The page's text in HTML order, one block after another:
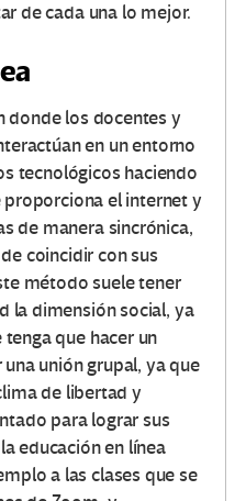
de cada una lo mejor.
donde los docentes y
en un entorno
tecnológicos haciendo
el internet y
de manera sincrónica,
coincidir con sus
método suele tener
la dimensión social, ya
que hacer un
unión grupal, ya que
de libertad y
para lograr sus
educación en línea
a las clases que se